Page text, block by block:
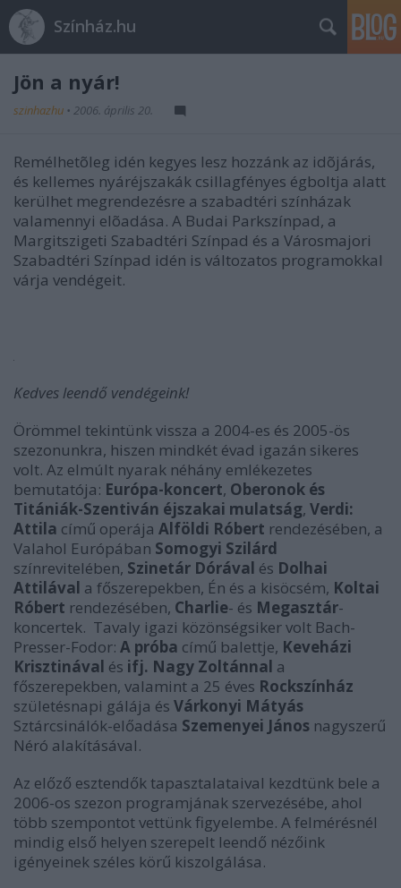
Színház.hu
Jön a nyár!
szinhazhu • 2006. április 20.
Remélhetõleg idén kegyes lesz hozzánk az idõjárás,
és kellemes nyáréjszakák csillagfényes égboltja alatt
kerülhet megrendezésre a szabadtéri színházak
valamennyi elõadása. A Budai Parkszínpad, a
Margitszigeti Szabadtéri Színpad és a Városmajori
Szabadtéri Színpad idén is változatos programokkal
várja vendégeit.
Kedves leendő vendégeink!
Örömmel tekintünk vissza a 2004-es és 2005-ös
szezonunkra, hiszen mindkét évad igazán sikeres
volt. Az elmúlt nyarak néhány emlékezetes
bemutatója: Európa-koncert, Oberonok és
Titániák-Szentiván éjszakai mulatság, Verdi:
Attila című operája Alföldi Róbert rendezésében, a
Valahol Európában Somogyi Szilárd
színrevitelében, Szinetár Dórával és Dolhai
Attilával a főszerepekben, Én és a kisöcsém, Koltai
Róbert rendezésében, Charlie- és Megasztár-
koncertek. Tavaly igazi közönségsiker volt Bach-
Presser-Fodor: A próba című balettje, Keveházi
Krisztinával és ifj. Nagy Zoltánnal a
főszerepekben, valamint a 25 éves Rockszínház
születésnapi gálája és Várkonyi Mátyás
Sztárcsinálók-előadása Szemenyei János nagyszerű
Néró alakításával.
Az előző esztendők tapasztalataival kezdtünk bele a
2006-os szezon programjának szervezésébe, ahol
több szempontot vettünk figyelembe. A felmérésnél
mindig első helyen szerepelt leendő nézőink
igényeinek széles körű kiszolgálása.